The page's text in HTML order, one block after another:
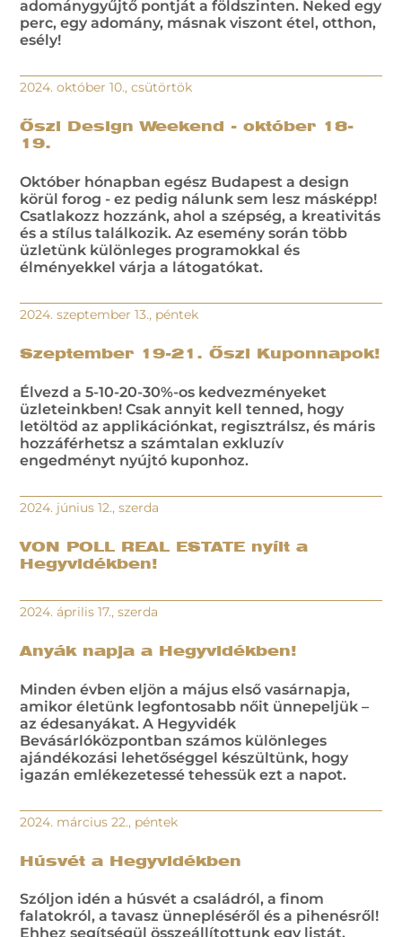
adománygyűjtő pontját a földszinten. Neked egy
perc, egy adomány, másnak viszont étel, otthon,
esély!
2024. október 10., csütörtök
Őszi Design Weekend - október 18-
19.
Október hónapban egész Budapest a design
körül forog - ez pedig nálunk sem lesz másképp!
Csatlakozz hozzánk, ahol a szépség, a kreativitás
és a stílus találkozik. Az esemény során több
üzletünk különleges programokkal és
élményekkel várja a látogatókat.
2024. szeptember 13., péntek
Szeptember 19-21. Őszi Kuponnapok!
Élvezd a 5-10-20-30%-os kedvezményeket
üzleteinkben! Csak annyit kell tenned, hogy
letöltöd az applikációnkat, regisztrálsz, és máris
hozzáférhetsz a számtalan exkluzív
engedményt nyújtó kuponhoz.
2024. június 12., szerda
VON POLL REAL ESTATE nyílt a
Hegyvidékben!
2024. április 17., szerda
Anyák napja a Hegyvidékben!
Minden évben eljön a május első vasárnapja,
amikor életünk legfontosabb nőit ünnepeljük –
az édesanyákat. A Hegyvidék
Bevásárlóközpontban számos különleges
ajándékozási lehetőséggel készültünk, hogy
igazán emlékezetessé tehessük ezt a napot.
2024. március 22., péntek
Húsvét a Hegyvidékben
Szóljon idén a húsvét a családról, a finom
falatokról, a tavasz ünnepléséről és a pihenésről!
Ehhez segítségül összeállítottunk egy listát,